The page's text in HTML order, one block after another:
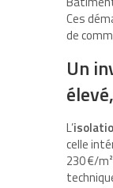
Ces
de
Un
L’
celle
230 €/